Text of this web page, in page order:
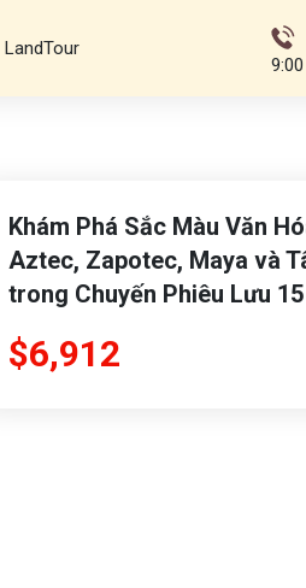
LandTour
Khám Phá Sắc Màu Văn
Aztec, Zapotec, Maya và
trong Chuyến Phiêu Lưu
$6,912